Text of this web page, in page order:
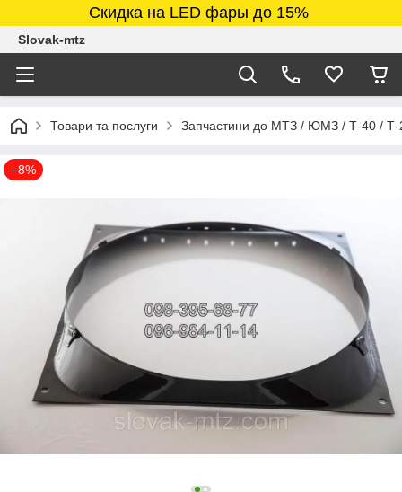
Скидка на LED фары до 15%
Slovak-mtz
Товари та послуги Запчастини до МТЗ / ЮМЗ / Т-40 /
–8%